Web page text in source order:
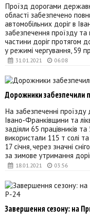
31.01.2021 06:08
Проїзд дорогами
області забезпечено
автомобільних доріг в
забезпечення проїзду та
частини доріг протягом
у режимі чергування, 59
18.01.2021 03:56
Дорожники забезпечили
На забезпеченні
Івано-Франківщини та
задіяли 65 працівників
використали 115 т солі
17 січня, через значні
за зимове утримання
Завершення сезону: на